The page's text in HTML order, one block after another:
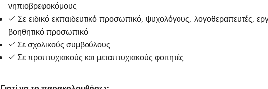
νηπιοβρεφοκόμους
Σε ειδικό εκπαιδευτικό προσωπικό, ψυχολόγους, λογοθεραπευτές,
βοηθητικό προσωπικό
Σε σχολικούς συμβούλους
Σε προπτυχιακούς και μεταπτυχιακούς φοιτητές